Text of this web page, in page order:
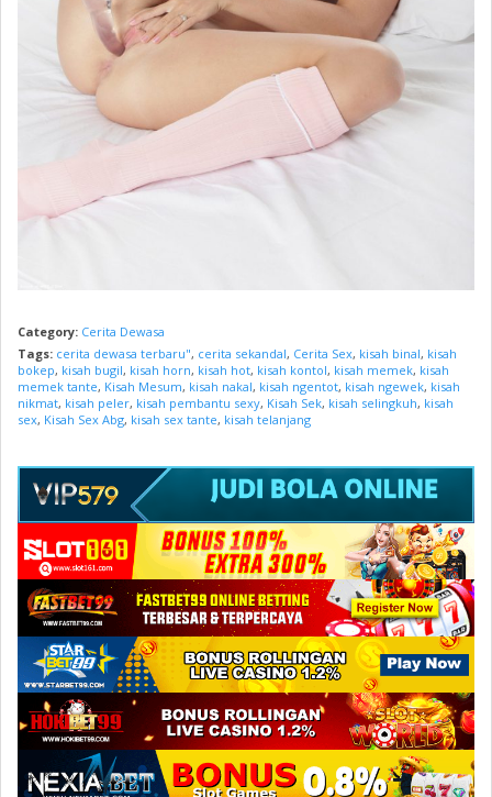
Category: Cerita Dewasa
Tags: cerita dewasa terbaru", cerita sekandal, Cerita Sex, kisah binal, kisah
bokep, kisah bugil, kisah horn, kisah hot, kisah kontol, kisah memek, kisah
memek tante, Kisah Mesum, kisah nakal, kisah ngentot, kisah ngewek, kisah
nikmat, kisah peler, kisah pembantu sexy, Kisah Sek, kisah selingkuh, kisah
sex, Kisah Sex Abg, kisah sex tante, kisah telanjang